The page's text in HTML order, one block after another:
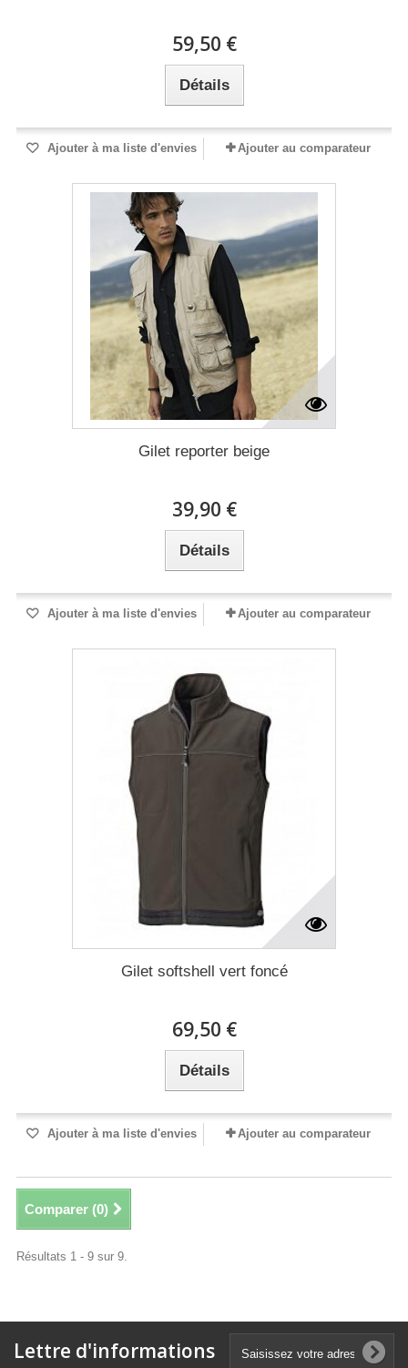
59,50 €
Détails
Ajouter à ma liste d'envies Ajouter au comparateur
Gilet reporter beige
39,90 €
Détails
Ajouter à ma liste d'envies Ajouter au comparateur
Gilet softshell vert foncé
69,50 €
Détails
Ajouter à ma liste d'envies Ajouter au comparateur
Comparer (0)
Résultats 1 - 9 sur 9.
Lettre d'informations